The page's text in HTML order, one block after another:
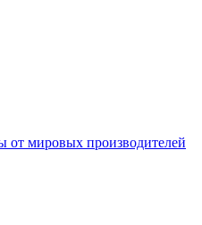
от мировых производителей